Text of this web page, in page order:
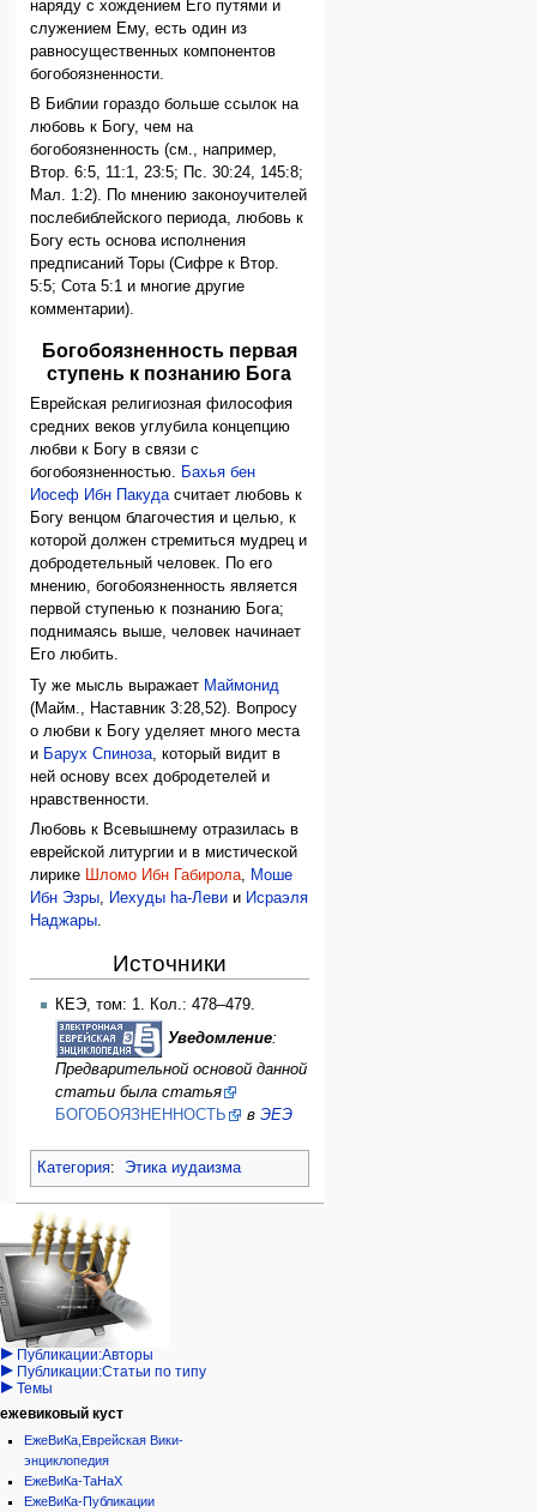
наряду с хождением Его путями и
служением Ему, есть один из
равносущественных компонентов
богобоязненности.
В Библии гораздо больше ссылок на
любовь к Богу, чем на
богобоязненность (см., например,
Втор. 6:5, 11:1, 23:5; Пс. 30:24, 145:8;
Мал. 1:2). По мнению законоучителей
послебиблейского периода, любовь к
Богу есть основа исполнения
предписаний Торы (Сифре к Втор.
5:5; Сота 5:1 и многие другие
комментарии).
Богобоязненность первая
ступень к познанию Бога
Еврейская религиозная философия
средних веков углубила концепцию
любви к Богу в связи с
богобоязненностью. Бахья бен
Иосеф Ибн Пакудасчитает любовь к
Богу венцом благочестия и целью, к
которой должен стремиться мудрец и
добродетельный человек. По его
мнению, богобоязненность является
первой ступенью к познанию Бога;
поднимаясь выше, человек начинает
Его любить.
Ту же мысль выражает Маймонид
(Майм., Наставник 3:28,52). Вопросу
о любви к Богу уделяет много места
и Барух Спиноза , который видит в
ней основу всех добродетелей и
нравственности.
Любовь к Всевышнему отразилась в
еврейской литургии и в мистической
лирике Шломо Ибн Габирола, Моше
Ибн Эзры, Иехуды hа-Леви и Исраэля
Наджары.
Источники
КЕЭ, том: 1. Кол.: 478–479.
Уведомление:
Предварительной основой данной
статьи была статья
БОГОБОЯЗНЕННОСТЬ
в ЭЕЭ
Категория: Этика иудаизма
Навигация
персональные инструменты
войти
запрос
учётной
записи
категории
Израиль:Страна и
государство
Иудаизм
Народ
Проекты
Проекты/Участники/
дополнения
Публикации:Авторы
Публикации:Статьи по типу
Темы
ежевиковый куст
ЕжеВиКа,Еврейская Вики-
энциклопедия
ЕжеВиКа-ТаНаХ
ЕжеВиКа-Публикации